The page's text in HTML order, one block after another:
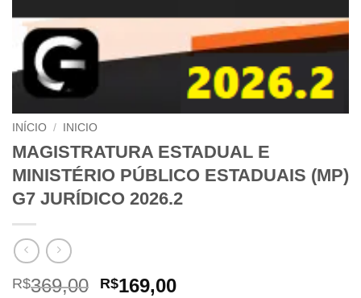
INÍCIO / INICIO
MAGISTRATURA ESTADUAL E
MINISTÉRIO PÚBLICO ESTADUAIS (MP)
G7 JURÍDICO 2026.2
R$369,00 O
R$169,00O